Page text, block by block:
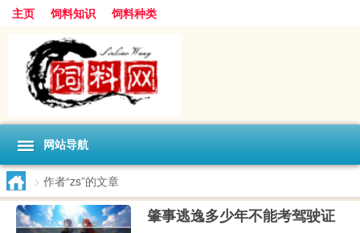
主页 饲料知识 饲料种类
网站导航
> 作者“zs”的文章
肇事逃逸多少年不能考驾驶证